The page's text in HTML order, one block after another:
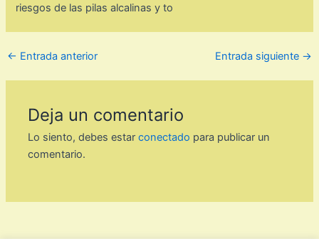
riesgos de las pilas alcalinas y to
← Entrada anterior Entrada siguiente →
Deja un comentario
Lo siento, debes estarconectado para publicar un
comentario.